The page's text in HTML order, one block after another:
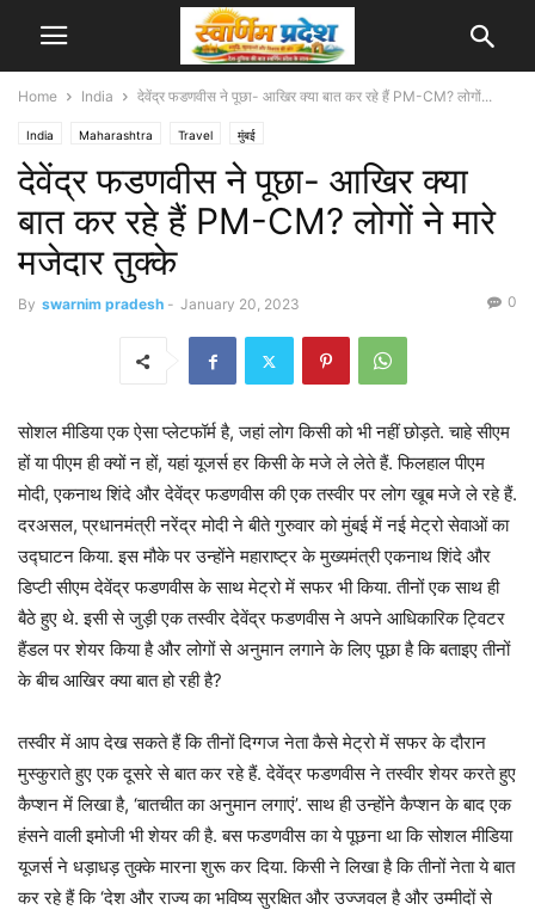
Home India देवेंद्र फडणवीस ने पूछा- आखिर क्या बात कर रहे हैं PM-CM? लोगों...
India Maharashtra Travel मुंबई
देवेंद्र फडणवीस ने पूछा- आखिर क्या
बात कर रहे हैं PM-CM? लोगों ने मारे
मजेदार तुक्के
By swarnim pradesh - January 20, 2023 0
सोशल मीडिया एक ऐसा प्लेटफॉर्म है, जहां लोग किसी को भी नहीं छोड़ते. चाहे सीएम
हों या पीएम ही क्यों न हों, यहां यूजर्स हर किसी के मजे ले लेते हैं. फिलहाल पीएम
मोदी, एकनाथ शिंदे और देवेंद्र फडणवीस की एक तस्वीर पर लोग खूब मजे ले रहे हैं.
दरअसल, प्रधानमंत्री नरेंद्र मोदी ने बीते गुरुवार को मुंबई में नई मेट्रो सेवाओं का
उद्घाटन किया. इस मौके पर उन्होंने महाराष्ट्र के मुख्यमंत्री एकनाथ शिंदे और
डिप्टी सीएम देवेंद्र फडणवीस के साथ मेट्रो में सफर भी किया. तीनों एक साथ ही
बैठे हुए थे. इसी से जुड़ी एक तस्वीर देवेंद्र फडणवीस ने अपने आधिकारिक ट्विटर
हैंडल पर शेयर किया है और लोगों से अनुमान लगाने के लिए पूछा है कि बताइए तीनों
के बीच आखिर क्या बात हो रही है?
तस्वीर में आप देख सकते हैं कि तीनों दिग्गज नेता कैसे मेट्रो में सफर के दौरान
मुस्कुराते हुए एक दूसरे से बात कर रहे हैं. देवेंद्र फडणवीस ने तस्वीर शेयर करते हुए
कैप्शन में लिखा है, ‘बातचीत का अनुमान लगाएं’. साथ ही उन्होंने कैप्शन के बाद एक
हंसने वाली इमोजी भी शेयर की है. बस फडणवीस का ये पूछना था कि सोशल मीडिया
यूजर्स ने धड़ाधड़ तुक्के मारना शुरू कर दिया. किसी ने लिखा है कि तीनों नेता ये बात
कर रहे हैं कि ‘देश और राज्य का भविष्य सुरक्षित और उज्जवल है और उम्मीदों से